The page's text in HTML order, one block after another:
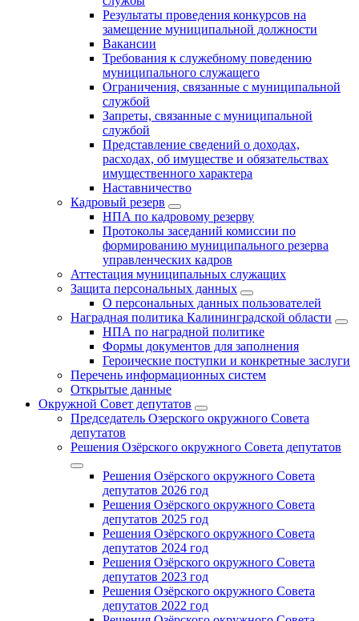
Результаты проведения конкурсов на
замещение муниципальной должности
Вакансии
Требования к служебному поведению
муниципального служащего
Ограничения, связанные с муниципальной
службой
Запреты, связанные с муниципальной
службой
Представление сведений о доходах,
расходах, об имуществе и обязательствах
имущественного характера
Наставничество
Кадровый резерв
НПА по кадровому резерву
Протоколы заседаний комиссии по
формированию муниципального резерва
управленческих кадров
Аттестация муниципальных служащих
Защита персональных данных
О персональных данных пользователей
Наградная политика Калининградской области
НПА по наградной политике
Формы документов для заполнения
Героические поступки и конкретные заслуги
Перечень информационных систем
Открытые данные
Окружной Совет депутатов
Председатель Озерского окружного Совета
депутатов
Решения Озёрского окружного Совета депутатов
Решения Озёрского окружного Совета
депутатов 2026 год
Решения Озёрского окружного Совета
депутатов 2025 год
Решения Озёрского окружного Совета
депутатов 2024 год
Решения Озёрского окружного Совета
депутатов 2023 год
Решения Озёрского окружного Совета
депутатов 2022 год